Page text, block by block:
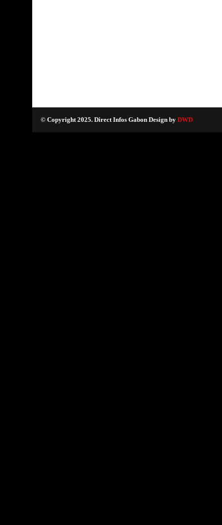
© Copyright 2025. Direct Infos Gabon Design by DWD